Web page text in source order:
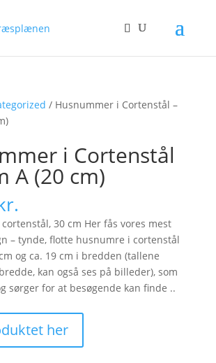
/ Husnummer i Cortenstål –
i Cortenstål
A (20 cm)
30 cm Her fås vores mest
– tynde, flotte husnumre i cortenstål
og ca. 19 cm i bredden (tallene
kan også ses på billeder), som
sørger for at besøgende kan finde ..
her